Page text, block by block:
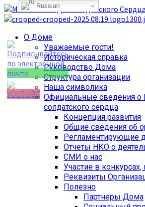
Перейти
к
Основное
меню
О Доме
Уважаемые гости!
Историческая справка
Руководство Дома
Структура организации
Наша символика
Официальные сведения
солдатского сердца
Концепция развития
Общие сведения об
Регламентирующие
Отчеты НКО о
СМИ о нас
Участие в конкурсах,
Реквизиты
Полезно
Партнеры Дома
Russian
Set Youtube